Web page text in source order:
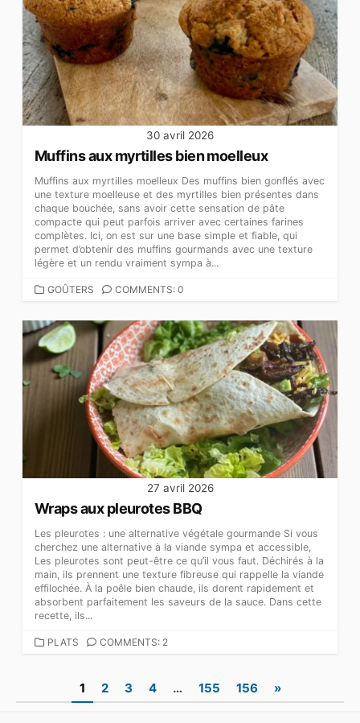
30 avril 2026
Muffins aux myrtilles bien moelleux
Muffins aux myrtilles moelleux Des muffins bien gonflés avec
une texture moelleuse et des myrtilles bien présentes dans
chaque bouchée, sans avoir cette sensation de pâte
compacte qui peut parfois arriver avec certaines farines
complètes. Ici, on est sur une base simple et fiable, qui
permet d’obtenir des muffins gourmands avec une texture
légère et un rendu vraiment sympa à...
CATEGORIES
GOÛTERS COMMENTS: 0
27 avril 2026
Wraps aux pleurotes BBQ
Les pleurotes : une alternative végétale gourmande Si vous
cherchez une alternative à la viande sympa et accessible,
Les pleurotes sont peut-être ce qu’il vous faut. Déchirés à la
main, ils prennent une texture fibreuse qui rappelle la viande
effilochée. À la poêle bien chaude, ils dorent rapidement et
absorbent parfaitement les saveurs de la sauce. Dans cette
recette, ils...
CATEGORIES
PLATS COMMENTS: 2
Pagination
des
1 2 3 4 … 155 156 »